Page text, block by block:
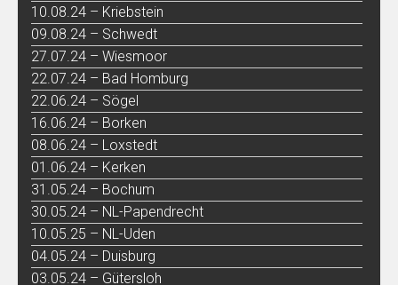
10.08.24 – Kriebstein
09.08.24 – Schwedt
27.07.24 – Wiesmoor
22.07.24 – Bad Homburg
22.06.24 – Sögel
16.06.24 – Borken
08.06.24 – Loxstedt
01.06.24 – Kerken
31.05.24 – Bochum
30.05.24 – NL-Papendrecht
10.05.25 – NL-Uden
04.05.24 – Duisburg
03.05.24 – Gütersloh